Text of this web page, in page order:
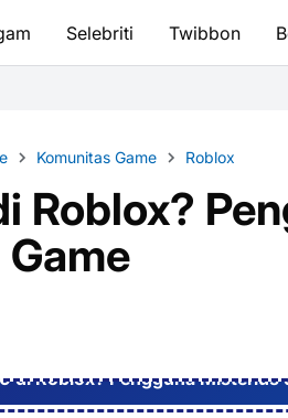
Selebriti Twibbon
Komunitas Game Roblox
Roblox?
di Roblox? Pengguna Misterius